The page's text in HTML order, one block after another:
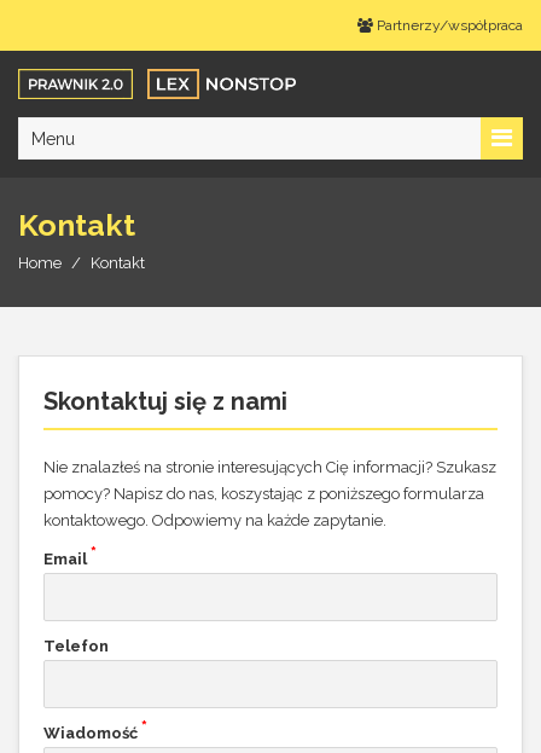
Partnerzy/współpraca
Menu
Kontakt
Home / Kontakt
Skontaktuj się z nami
Nie znalazłeś na stronie interesujących Cię informacji? Szukasz
pomocy? Napisz do nas, koszystając z poniższego formularza
kontaktowego. Odpowiemy na każde zapytanie.
Email *
Telefon
Wiadomość *